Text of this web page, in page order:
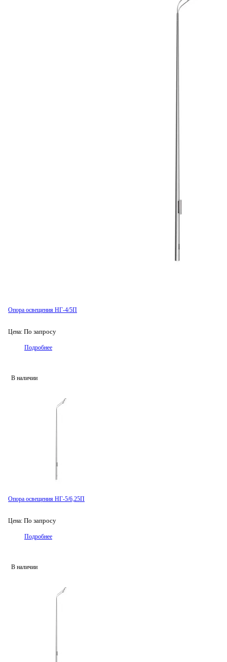
Опора освещения НГ-4/5П
Цена: По запросу
Подробнее
В наличии
Опора освещения НГ-5/6,25П
Цена: По запросу
Подробнее
В наличии